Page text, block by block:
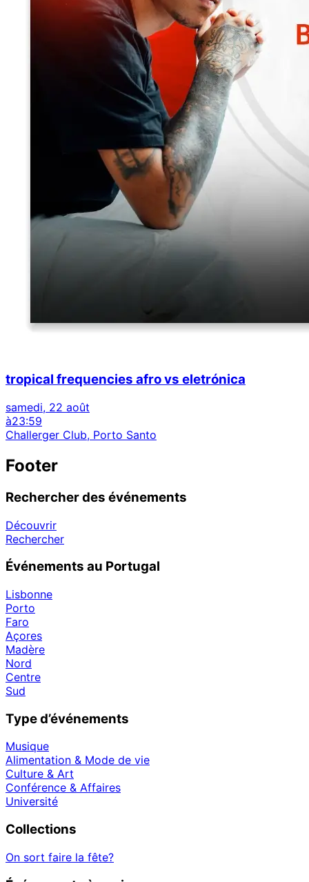
tropical frequencies afro vs eletrónica
samedi, 22 août
à23:59
Challerger Club, Porto Santo
Footer
Rechercher des événements
Découvrir
Rechercher
Événements au Portugal
Lisbonne
Porto
Faro
Açores
Madère
Nord
Centre
Sud
Type d’événements
Musique
Alimentation & Mode de vie
Culture & Art
Conférence & Affaires
Université
Collections
On sort faire la fête?